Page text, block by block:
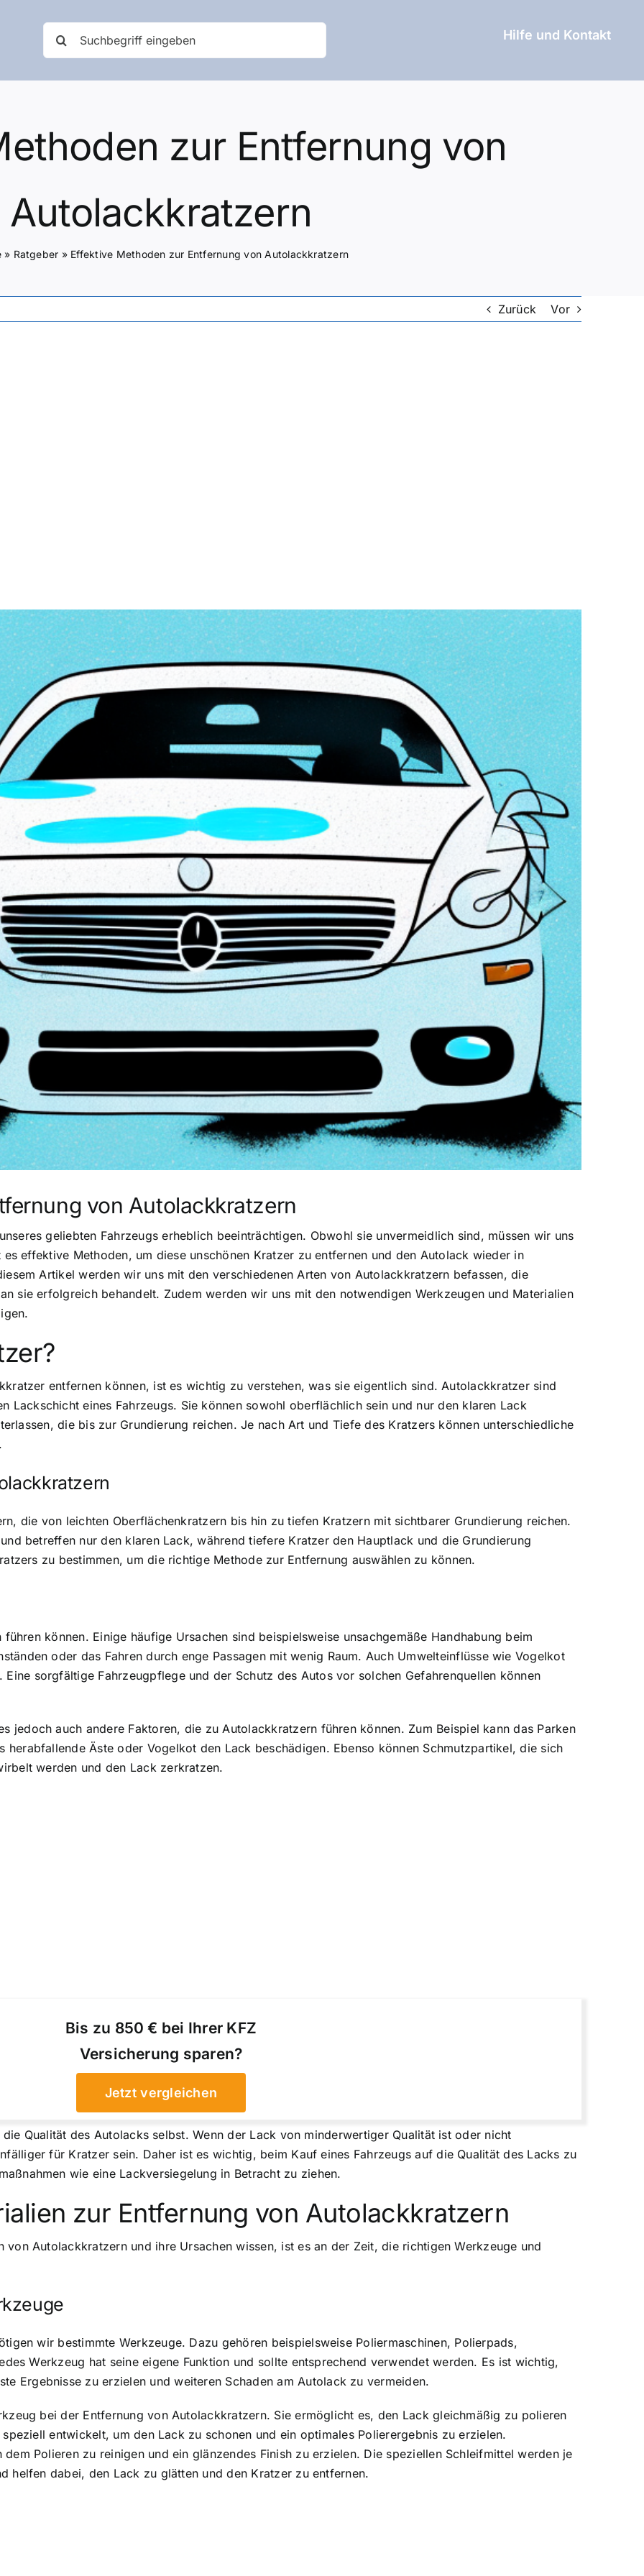
nach:
Hilfe und Kontakt
zur Entfernung von
Autolackkratzern
» Ratgeber » Effektive Methoden zur Entfernung von Autolackkratzern
Zurück Vor
von Autolackkratzern
geliebten Fahrzeugs erheblich beeinträchtigen. Obwohl sie unvermeidlich sind, müssen wir uns
effektive Methoden, um diese unschönen Kratzer zu entfernen und den Autolack wieder in
Artikel werden wir uns mit den verschiedenen Arten von Autolackkratzern befassen, die
sie erfolgreich behandelt. Zudem werden wir uns mit den notwendigen Werkzeugen und Materialien
entfernen können, ist es wichtig zu verstehen, was sie eigentlich sind. Autolackkratzer sind
Lackschicht eines Fahrzeugs. Sie können sowohl oberflächlich sein und nur den klaren Lack
die bis zur Grundierung reichen. Je nach Art und Tiefe des Kratzers können unterschiedliche
die von leichten Oberflächenkratzern bis hin zu tiefen Kratzern mit sichtbarer Grundierung reichen.
betreffen nur den klaren Lack, während tiefere Kratzer den Hauptlack und die Grundierung
zu bestimmen, um die richtige Methode zur Entfernung auswählen zu können.
können. Einige häufige Ursachen sind beispielsweise unsachgemäße Handhabung beim
oder das Fahren durch enge Passagen mit wenig Raum. Auch Umwelteinflüsse wie Vogelkot
sorgfältige Fahrzeugpflege und der Schutz des Autos vor solchen Gefahrenquellen können
jedoch auch andere Faktoren, die zu Autolackkratzern führen können. Zum Beispiel kann das Parken
herabfallende Äste oder Vogelkot den Lack beschädigen. Ebenso können Schmutzpartikel, die sich
werden und den Lack zerkratzen.
Bis zu 850 € bei Ihrer KFZ
Versicherung sparen?
Jetzt vergleichen
Qualität des Autolacks selbst. Wenn der Lack von minderwertiger Qualität ist oder nicht
für Kratzer sein. Daher ist es wichtig, beim Kauf eines Fahrzeugs auf die Qualität des Lacks zu
wie eine Lackversiegelung in Betracht zu ziehen.
zur Entfernung von Autolackkratzern
Autolackkratzern und ihre Ursachen wissen, ist es an der Zeit, die richtigen Werkzeuge und
wir bestimmte Werkzeuge. Dazu gehören beispielsweise Poliermaschinen, Polierpads,
Werkzeug hat seine eigene Funktion und sollte entsprechend verwendet werden. Es ist wichtig,
Ergebnisse zu erzielen und weiteren Schaden am Autolack zu vermeiden.
bei der Entfernung von Autolackkratzern. Sie ermöglicht es, den Lack gleichmäßig zu polieren
entwickelt, um den Lack zu schonen und ein optimales Polierergebnis zu erzielen.
Polieren zu reinigen und ein glänzendes Finish zu erzielen. Die speziellen Schleifmittel werden je
helfen dabei, den Lack zu glätten und den Kratzer zu entfernen.